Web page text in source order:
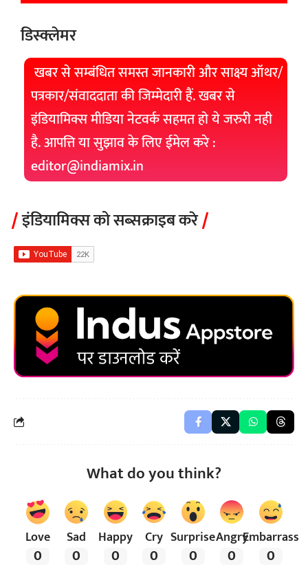
डिस्क्लेमर
खबर से सम्बंधित समस्त जानकारी और साक्ष्य ऑथर/
पत्रकार/संवाददाता की जिम्मेदारी हैं. खबर से
इंडियामिक्स मीडिया नेटवर्क सहमत हो ये जरुरी नही
है. आपत्ति या सुझाव के लिए ईमेल करे :
editor@indiamix.in
इंडियामिक्स को सब्सक्राइब करे
What do you think?
Love
0
Sad
0
Happy
0
Cry
0
Surprise
0
Angry
0
Embarrass
0